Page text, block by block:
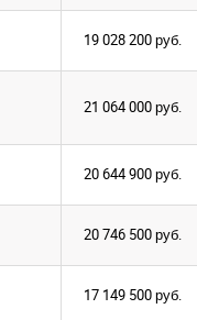
19 028 200руб.
21 064 000руб.
20 644 900руб.
20 746 500руб.
17 149 500руб.